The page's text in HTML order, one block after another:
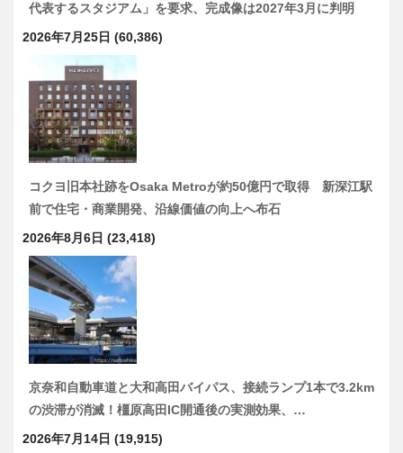
代表するスタジアム」を要求、完成像は2027年3月に判明
2026年7月25日 (60,386)
コクヨ旧本社跡をOsaka Metroが約50億円で取得 新深江駅
前で住宅・商業開発、沿線価値の向上へ布石
2026年8月6日 (23,418)
京奈和自動車道と大和高田バイパス、接続ランプ1本で3.2km
の渋滞が消滅！橿原高田IC開通後の実測効果、…
2026年7月14日 (19,915)